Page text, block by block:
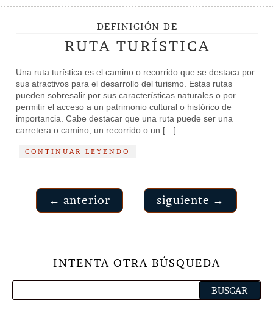
DEFINICIÓN DE
RUTA TURÍSTICA
Una ruta turística es el camino o recorrido que se destaca por
sus atractivos para el desarrollo del turismo. Estas rutas
pueden sobresalir por sus características naturales o por
permitir el acceso a un patrimonio cultural o histórico de
importancia. Cabe destacar que una ruta puede ser una
carretera o camino, un recorrido o un […]
CONTINUAR LEYENDO
← anterior siguiente →
INTENTA OTRA BÚSQUEDA